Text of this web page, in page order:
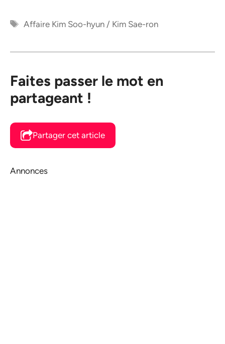
Étiquettes
Affaire Kim Soo-hyun / Kim Sae-ron
Faites passer le mot en
partageant !
Partager cet article
Annonces